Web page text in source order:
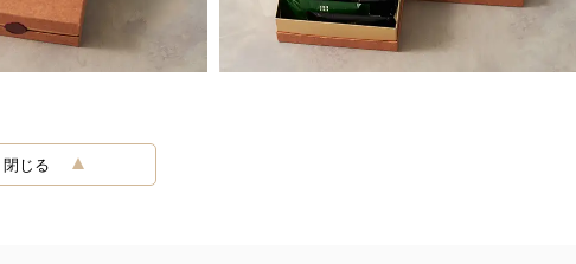
閉じる